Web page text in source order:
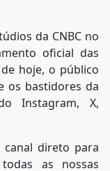
da CNBC no
oficial das
hoje, o público
os bastidores da
Instagram, X,
canal direto para
as nossas